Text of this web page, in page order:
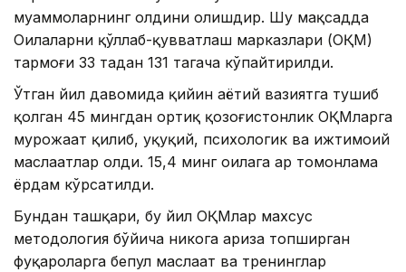
муаммоларнинг олдини олишдир. Шу мақсадда
Оилаларни қўллаб-қувватлаш марказлари (ОҚМ)
тармоғи 33 тадан 131 тагача кўпайтирилди.
Ўтган йил давомида қийин ҳаётий вазиятга тушиб
қолган 45 мингдан ортиқ қозоғистонлик ОҚМларга
мурожаат қилиб, ҳуқуқий, психологик ва ижтимоий
маслаҳатлар олди. 15,4 минг оилага ҳар томонлама
ёрдам кўрсатилди.
Бундан ташқари, бу йил ОҚМлар махсус
методология бўйича никоҳга ариза топширган
фуқароларга бепул маслаҳат ва тренинглар